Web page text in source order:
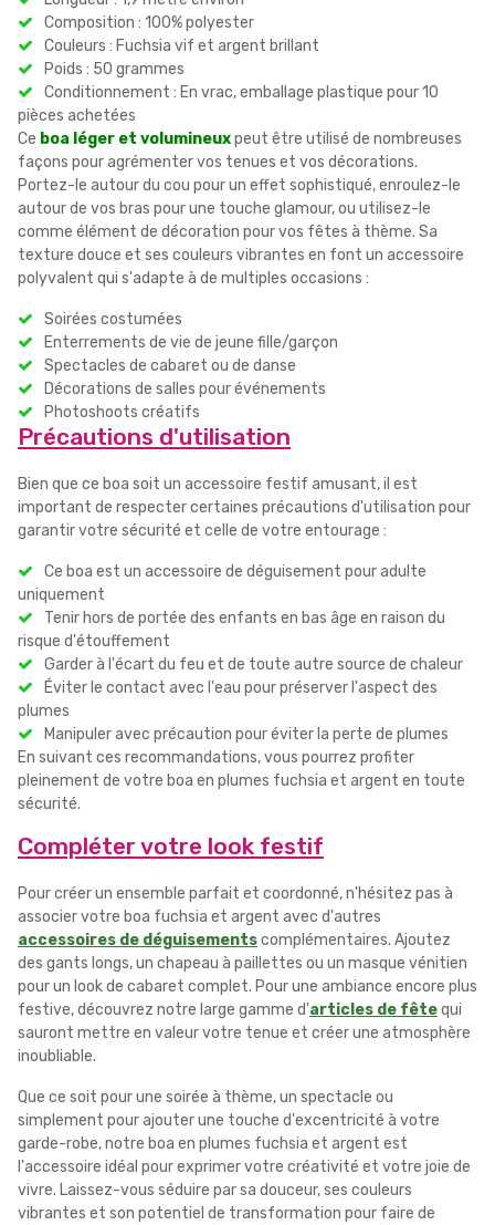
Composition : 100% polyester
Couleurs : Fuchsia vif et argent brillant
Poids : 50 grammes
Conditionnement : En vrac, emballage plastique pour 10
pièces achetées
Ce boa léger et volumineuxpeut être utilisé de nombreuses
façons pour agrémenter vos tenues et vos décorations.
Portez-le autour du cou pour un effet sophistiqué, enroulez-le
autour de vos bras pour une touche glamour, ou utilisez-le
comme élément de décoration pour vos fêtes à thème. Sa
texture douce et ses couleurs vibrantes en font un accessoire
polyvalent qui s'adapte à de multiples occasions :
Soirées costumées
Enterrements de vie de jeune fille/garçon
Spectacles de cabaret ou de danse
Décorations de salles pour événements
Photoshoots créatifs
Précautions d'utilisation
Bien que ce boa soit un accessoire festif amusant, il est
important de respecter certaines précautions d'utilisation pour
garantir votre sécurité et celle de votre entourage :
Ce boa est un accessoire de déguisement pour adulte
uniquement
Tenir hors de portée des enfants en bas âge en raison du
risque d'étouffement
Garder à l'écart du feu et de toute autre source de chaleur
Éviter le contact avec l'eau pour préserver l'aspect des
plumes
Manipuler avec précaution pour éviter la perte de plumes
En suivant ces recommandations, vous pourrez profiter
pleinement de votre boa en plumes fuchsia et argent en toute
sécurité.
Compléter votre look festif
Pour créer un ensemble parfait et coordonné, n'hésitez pas à
associer votre boa fuchsia et argent avec d'autres
accessoires de déguisementscomplémentaires. Ajoutez
des gants longs, un chapeau à paillettes ou un masque vénitien
pour un look de cabaret complet. Pour une ambiance encore plus
festive, découvrez notre large gamme d'articles de fêtequi
sauront mettre en valeur votre tenue et créer une atmosphère
inoubliable.
Que ce soit pour une soirée à thème, un spectacle ou
simplement pour ajouter une touche d'excentricité à votre
garde-robe, notre boa en plumes fuchsia et argent est
l'accessoire idéal pour exprimer votre créativité et votre joie de
vivre. Laissez-vous séduire par sa douceur, ses couleurs
vibrantes et son potentiel de transformation pour faire de